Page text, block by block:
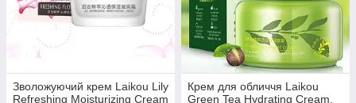
Зволожуючий крем Laikou Lily
Refreshing Moisturizing Cream
Крем для обличчя Laikou
Green Tea Hydrating Cream,